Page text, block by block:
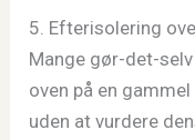
5. Efterisolering
Mange gør-det-
oven på en
uden at vurdere